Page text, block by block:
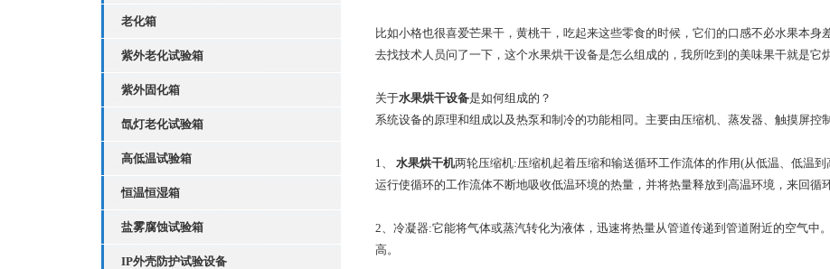
老化箱
紫外老化试验箱
紫外固化箱
氙灯老化试验箱
高低温试验箱
恒温恒湿箱
盐雾腐蚀试验箱
IP外壳防护试验设备
比如小格也很喜爱芒果干，黄桃干，吃起来这些零食的时候，它们的口感不必水果本
去找技术人员问了一下，这个水果烘干设备是怎么组成的，我所吃到的美味果干就是它
关于水果烘干设备是如何组成的？
系统设备的原理和组成以及热泵和制冷的功能相同。主要由压缩机、蒸发器、触摸屏控
1、 水果烘干机两轮压缩机:压缩机起着压缩和输送循环工作流体的作用(从低温、低温
运行使循环的工作流体不断地吸收低温环境的热量，并将热量释放到高温环境，来回循
2、冷凝器:它能将气体或蒸汽转化为液体，迅速将热量从管道传递到管道附近的空气中
高。